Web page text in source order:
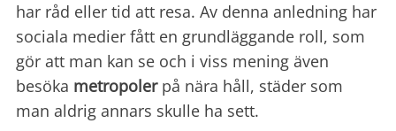
har råd eller tid att resa. Av denna anledning har
sociala medier fått en grundläggande roll, som
gör att man kan se och i viss mening även
besöka metropolerpå nära håll, städer som
man aldrig annars skulle ha sett.